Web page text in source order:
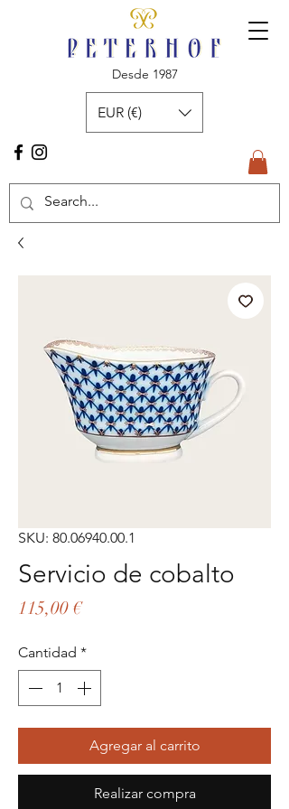
Desde 1987
EUR (€)
SKU: 80.06940.00.1
Servicio de cobalto
115,00 €Precio
Cantidad *
Agregar al carrito
Realizar compra